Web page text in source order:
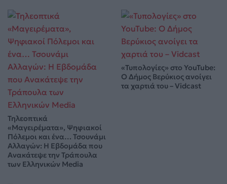
Τηλεοπτικά
«Μαγειρέματα», Ψηφιακοί
Πόλεμοι και ένα… Τσουνάμι
Αλλαγών: Η Εβδομάδα που
Ανακάτεψε την Τράπουλα
των Ελληνικών Media
«Τυπολογίες» στο YouTube:
Ο Δήμος Βερύκιος ανοίγει
τα χαρτιά του – Vidcast